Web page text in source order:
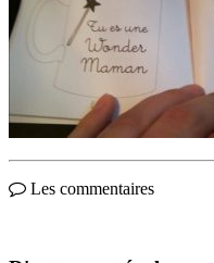
Les commentaires